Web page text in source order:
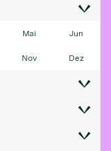
Mai Jun
Nov Dez